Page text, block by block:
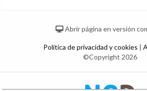
Abrir página en versión
Política de privacidad y cookies |
©Copyright 2026